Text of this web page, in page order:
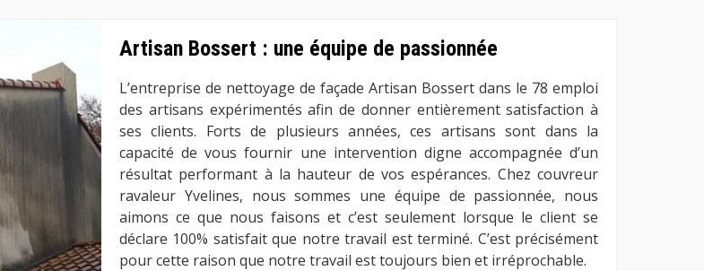
Artisan Bossert : une équipe de passionnée
L’entreprise de nettoyage de façade Artisan Bossert dans le 78 emploi
des artisans expérimentés afin de donner entièrement satisfaction à
ses clients. Forts de plusieurs années, ces artisans sont dans la
capacité de vous fournir une intervention digne accompagnée d’un
résultat performant à la hauteur de vos espérances. Chez couvreur
ravaleur Yvelines, nous sommes une équipe de passionnée, nous
aimons ce que nous faisons et c’est seulement lorsque le client se
déclare 100% satisfait que notre travail est terminé. C’est précisément
pour cette raison que notre travail est toujours bien et irréprochable.